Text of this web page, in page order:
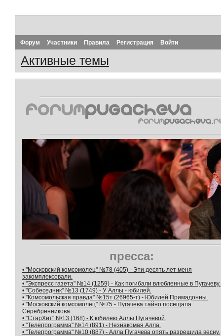
Форум Участники Правила Регистрация Войти
Активные темы
пресса:
• "Московский комсомолец" №78 (405) - Эти десять лет меня
закомплексовали.
• "Экспресс газета" №14 (1259) - Как погибали влюбленные в Пугачеву.
• "Собеседник" №13 (1749) - У Аллы - юбилей.
• "Комсомольская правда" №15т (26965-т) - Юбилей Примадонны.
• "Московский комсомолец" №75 - Пугачева тайно посещала
Серебренникова.
• "СтарХит" №13 (168) - К юбилею Аллы Пугачевой.
• "Телепрограмма" №14 (891) - Незнакомая Алла.
• "Телепрограмма" №10 (887) - Алла Пугачева опять разрешила весну.